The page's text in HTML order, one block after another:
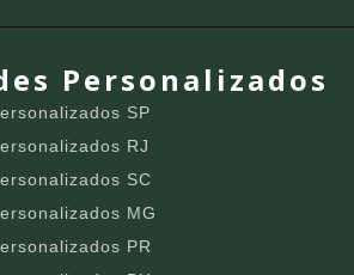
Personalizados
SP
RJ
SC
MG
PR